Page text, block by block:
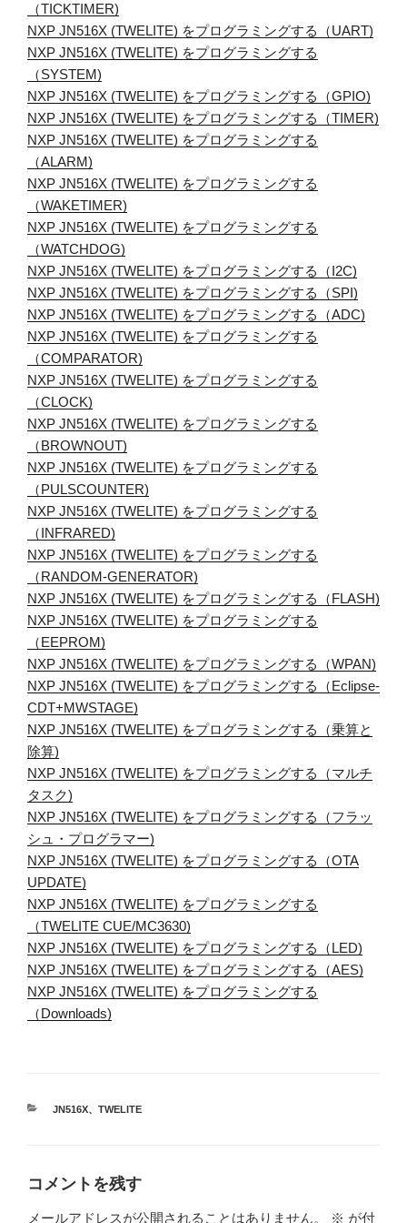
（TICKTIMER)
NXP JN516X (TWELITE) をプログラミングする（UART)
NXP JN516X (TWELITE) をプログラミングする
（SYSTEM)
NXP JN516X (TWELITE) をプログラミングする（GPIO)
NXP JN516X (TWELITE) をプログラミングする（TIMER)
NXP JN516X (TWELITE) をプログラミングする
（ALARM)
NXP JN516X (TWELITE) をプログラミングする
（WAKETIMER)
NXP JN516X (TWELITE) をプログラミングする
（WATCHDOG)
NXP JN516X (TWELITE) をプログラミングする（I2C)
NXP JN516X (TWELITE) をプログラミングする（SPI)
NXP JN516X (TWELITE) をプログラミングする（ADC)
NXP JN516X (TWELITE) をプログラミングする
（COMPARATOR)
NXP JN516X (TWELITE) をプログラミングする
（CLOCK)
NXP JN516X (TWELITE) をプログラミングする
（BROWNOUT)
NXP JN516X (TWELITE) をプログラミングする
（PULSCOUNTER)
NXP JN516X (TWELITE) をプログラミングする
（INFRARED)
NXP JN516X (TWELITE) をプログラミングする
（RANDOM-GENERATOR)
NXP JN516X (TWELITE) をプログラミングする（FLASH)
NXP JN516X (TWELITE) をプログラミングする
（EEPROM)
NXP JN516X (TWELITE) をプログラミングする（WPAN)
NXP JN516X (TWELITE) をプログラミングする（Eclipse-
CDT+MWSTAGE)
NXP JN516X (TWELITE) をプログラミングする（乗算と
除算)
NXP JN516X (TWELITE) をプログラミングする（マルチ
タスク)
NXP JN516X (TWELITE) をプログラミングする（フラッ
シュ・プログラマー)
NXP JN516X (TWELITE) をプログラミングする（OTA
UPDATE)
NXP JN516X (TWELITE) をプログラミングする
（TWELITE CUE/MC3630)
NXP JN516X (TWELITE) をプログラミングする（LED)
NXP JN516X (TWELITE) をプログラミングする（AES)
NXP JN516X (TWELITE) をプログラミングする
（Downloads)
カ
JN516X、 TWELITE
コメントを残す
メールアドレスが公開されることはありません。 ※ が付